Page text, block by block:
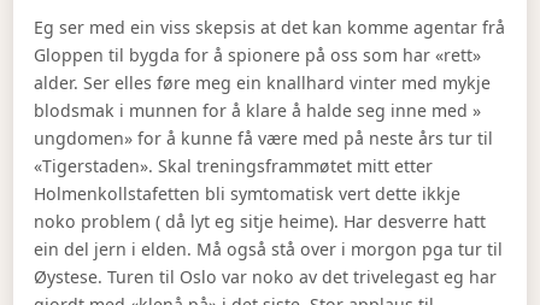
Eg ser med ein viss skepsis at det kan komme agentar frå
Gloppen til bygda for å spionere på oss som har «rett»
alder. Ser elles føre meg ein knallhard vinter med mykje
blodsmak i munnen for å klare å halde seg inne med »
ungdomen» for å kunne få være med på neste års tur til
«Tigerstaden». Skal treningsframmøtet mitt etter
Holmenkollstafetten bli symtomatisk vert dette ikkje
noko problem ( då lyt eg sitje heime). Har desverre hatt
ein del jern i elden. Må også stå over i morgon pga tur til
Øystese. Turen til Oslo var noko av det trivelegast eg har